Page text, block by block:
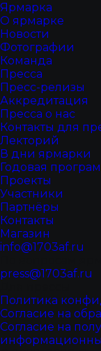
Ярмарка
О ярмарке
Новости
Фотографии
Команда
Пресса
Пресс-релизы
Аккредитация
Пресса о нас
Контакты для
Лекторий
В дни ярмарки
Годовая
Проекты
Участники
Партнёры
Контакты
Магазин
info@1703af.ru
press@1703af.ru
Политика
Согласие на
Согласие на